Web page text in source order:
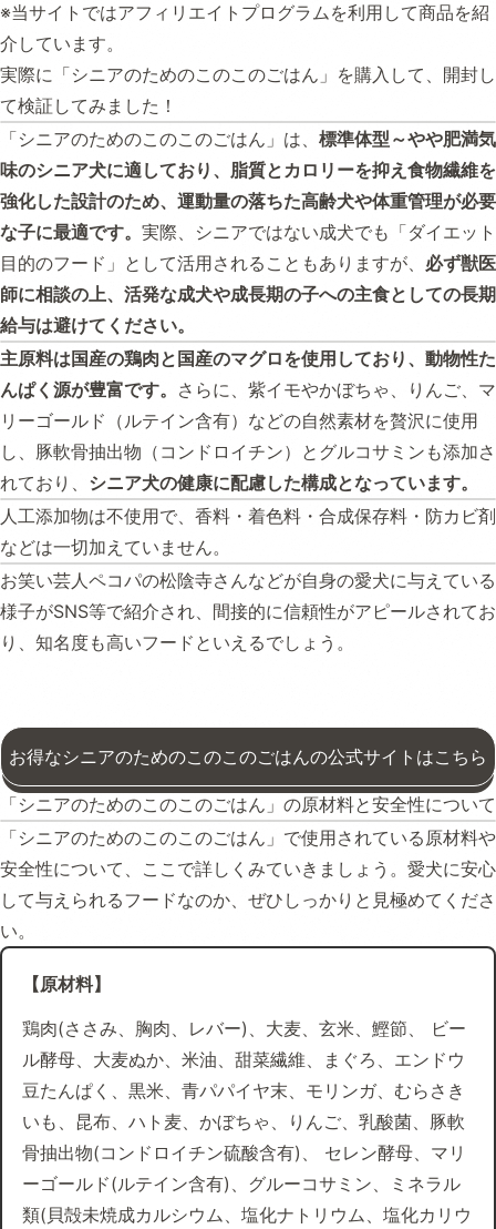
※当サイトではアフィリエイトプログラムを利用して商品を紹
介しています。
実際に「シニアのためのこのこのごはん」を購入して、開封し
て検証してみました！
「シニアのためのこのこのごはん」は、 標準体型～やや肥満気
味のシニア犬に適しており、脂質とカロリーを抑え食物繊維を
強化した設計のため、運動量の落ちた高齢犬や体重管理が必要
な子に最適です。 実際、シニアではない成犬でも「ダイエット
目的のフード」として活用されることもありますが、 必ず獣医
師に相談の上、活発な成犬や成長期の子への主食としての長期
給与は避けてください。
主原料は国産の鶏肉と国産のマグロを使用しており、動物性た
んぱく源が豊富です。 さらに、紫イモやかぼちゃ、りんご、マ
リーゴールド（ルテイン含有）などの自然素材を贅沢に使用
し、豚軟骨抽出物（コンドロイチン）とグルコサミンも添加さ
れており、 シニア犬の健康に配慮した構成となっています。
人工添加物は不使用で、香料・着色料・合成保存料・防カビ剤
などは一切加えていません。
お笑い芸人ペコパの松陰寺さんなどが自身の愛犬に与えている
様子がSNS等で紹介され、間接的に信頼性がアピールされてお
り、知名度も高いフードといえるでしょう。
お得なシニアのためのこのこのごはんの公式サイトはこちら
「シニアのためのこのこのごはん」の原材料と安全性について
「シニアのためのこのこのごはん」で使用されている原材料や
安全性について、ここで詳しくみていきましょう。愛犬に安心
して与えられるフードなのか、ぜひしっかりと見極めてくださ
い。
【原材料】
鶏肉(ささみ、胸肉、レバー)、大麦、玄米、鰹節、 ビー
ル酵母、大麦ぬか、米油、甜菜繊維、まぐろ、エンドウ
豆たんぱく、黒米、青パパイヤ末、モリンガ、むらさき
いも、昆布、ハト麦、かぼちゃ、りんご、乳酸菌、豚軟
骨抽出物(コンドロイチン硫酸含有)、 セレン酵母、マリ
ーゴールド(ルテイン含有)、グルーコサミン、ミネラル
類(貝殻未焼成カルシウム、塩化ナトリウム、塩化カリウ